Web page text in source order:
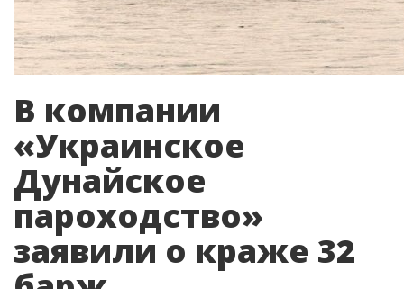
В компании
«Украинское
Дунайское
пароходство»
заявили о краже 32